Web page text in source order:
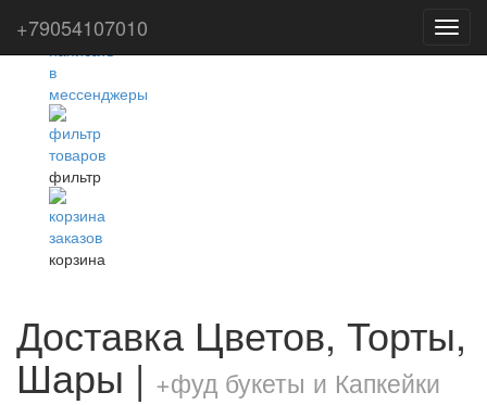
фильтр
корзина
Доставка Цветов, Торты,
Шары | +фуд букеты и Капкейки
+79054107010